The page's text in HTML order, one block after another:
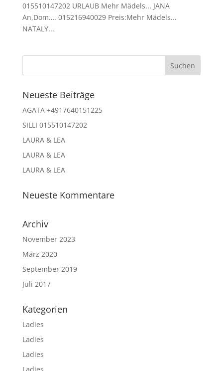
015510147202 URLAUB Mehr Mädels... JANA
An,Dom…. 015216940029 Preis:Mehr Mädels...
NATALY...
Neueste Beiträge
AGATA +4917640151225
SILLI 015510147202
LAURA & LEA
LAURA & LEA
LAURA & LEA
Neueste Kommentare
Archiv
November 2023
März 2020
September 2019
Juli 2017
Kategorien
Ladies
Ladies
Ladies